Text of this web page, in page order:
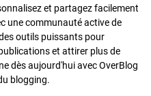
et partagez facilement
une communauté active de
outils puissants pour
et attirer plus de
dès aujourd'hui avec OverBlog
blogging.